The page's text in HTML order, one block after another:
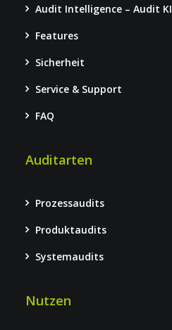
Audit Intelligence – Audit KI
Features
Sicherheit
Service & Support
FAQ
Auditarten
Prozessaudits
Produktaudits
Systemaudits
Nutzen